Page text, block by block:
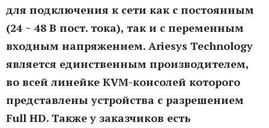
для подключения к сети как с постоянным
(24 ~ 48 В пост. тока), так и с переменным
входным напряжением. Ariesys Technology
является единственным производителем,
во всей линейке KVM-консолей которого
представлены устройства с разрешением
Full HD. Также у заказчиков есть